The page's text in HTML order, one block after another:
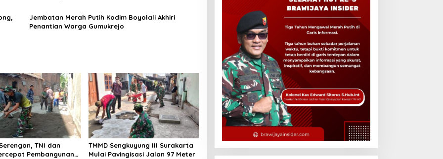
Jembatan Merah Putih Kodim Boyolali Akhiri
Penantian Warga Gumukrejo
TNI dan
Pembangunan
TMMD Sengkuyung III Surakarta
Mulai Pavingisasi Jalan 97 Meter